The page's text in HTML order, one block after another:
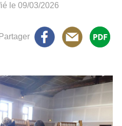
le 09/03/2026
Partager